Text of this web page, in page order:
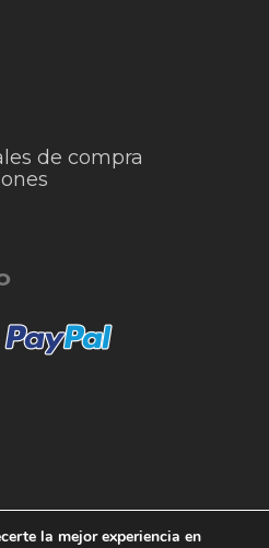
0,00
de compra
realizado por Grado
de Publicidad
la mejor experiencia en